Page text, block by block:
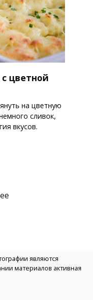
цветной
на цветную
сливок,
вкусов.
являются
материалов активная